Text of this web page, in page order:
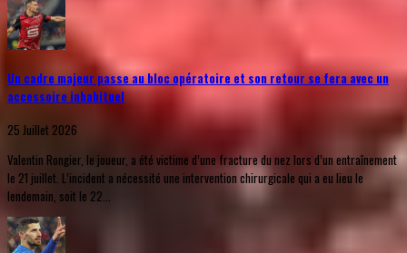
Un cadre majeur passe au bloc opératoire et son retour se fera avec un
accessoire inhabituel
25 Juillet 2026
Valentin Rongier, le joueur, a été victime d’une fracture du nez lors d’un entraînement
le 21 juillet. L’incident a nécessité une intervention chirurgicale qui a eu lieu le
lendemain, soit le 22...